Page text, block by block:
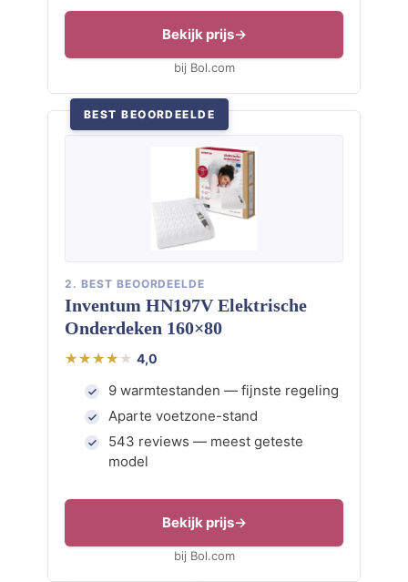
Bekijk prijs
bij Bol.com
BEST BEOORDEELDE
2. BEST BEOORDEELDE
Inventum HN197V Elektrische
Onderdeken 160×80
4,0
9 warmtestanden — fijnste regeling
Aparte voetzone-stand
543 reviews — meest geteste
model
Bekijk prijs
bij Bol.com